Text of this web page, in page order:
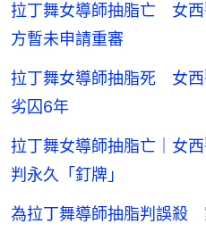
拉丁舞女導師抽脂亡 女
方暫未申請重審
拉丁舞女導師抽脂死 女
劣囚6年
拉丁舞女導師抽脂亡｜女
判永久「釘牌」
為拉丁舞導師抽脂判誤